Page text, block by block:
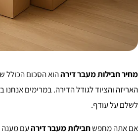
מחיר חבילות מעבר דירההוא הסכום הכולל
האריזה והציוד לגודל הדירה. במרימים
לשלם על עודף.
אם אתה מחפשחבילות מעבר דירהעם מענה